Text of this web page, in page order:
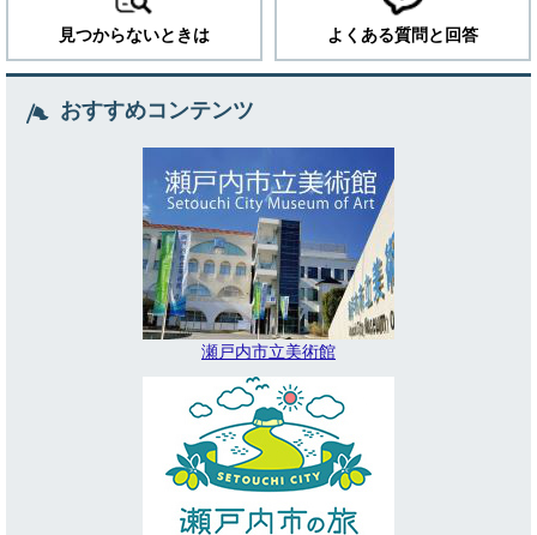
見つからないときは よくある質問と回答
おすすめコンテンツ
瀬戸内市立美術館